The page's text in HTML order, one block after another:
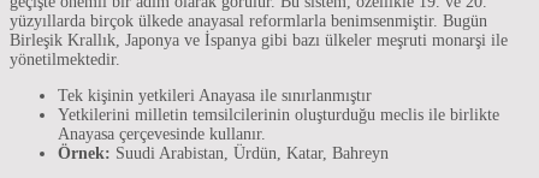
yüzyıllarda birçok ülkede anayasal reformlarla benimsenmiştir. Bugün
Birleşik Krallık, Japonya ve İspanya gibi bazı ülkeler meşruti monarşi ile
yönetilmektedir.
Tek kişinin yetkileri Anayasa ile sınırlanmıştır
Yetkilerini milletin temsilcilerinin oluşturduğu meclis ile birlikte
Anayasa çerçevesinde kullanır.
Örnek: Suudi Arabistan, Ürdün, Katar, Bahreyn